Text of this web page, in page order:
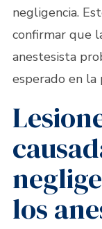
negligencia.
confirmar que
anestesista
esperado en la
los